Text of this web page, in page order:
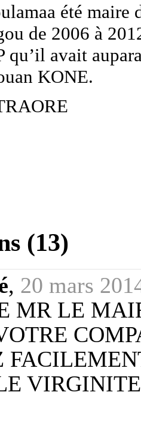
été maire
de 2006 à
qu’il avait
KONE.
(13)
, 20 mars
MR LE
VIRGINITE